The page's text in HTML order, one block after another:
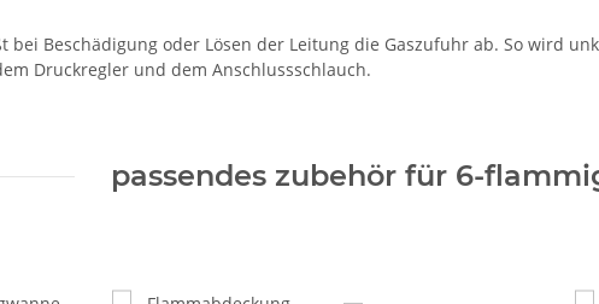
bei Beschädigung oder Lösen der Leitung die Gaszufuhr ab. So wird
Druckregler und dem Anschlussschlauch.
passendes zubehör für 6-